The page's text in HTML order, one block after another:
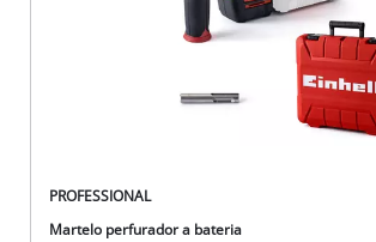
PROFESSIONAL
Martelo perfurador a bateria